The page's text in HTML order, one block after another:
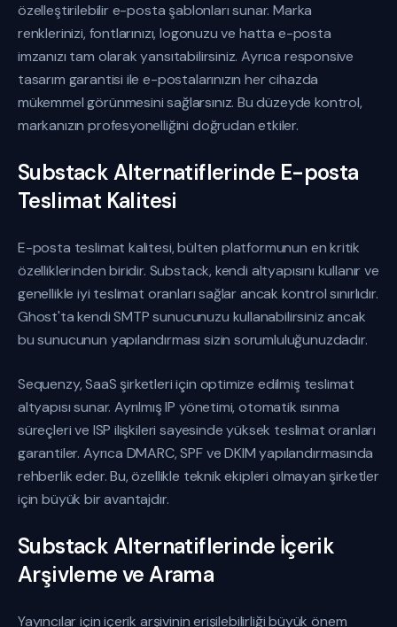
özelleştirilebilir e-posta şablonları sunar. Marka
renklerinizi, fontlarınızı, logonuzu ve hatta e-posta
imzanızı tam olarak yansıtabilirsiniz. Ayrıca responsive
tasarım garantisi ile e-postalarınızın her cihazda
mükemmel görünmesini sağlarsınız. Bu düzeyde kontrol,
markanızın profesyonelliğini doğrudan etkiler.
Substack Alternatiflerinde E-posta
Teslimat Kalitesi
E-posta teslimat kalitesi, bülten platformunun en kritik
özelliklerinden biridir. Substack, kendi altyapısını kullanır ve
genellikle iyi teslimat oranları sağlar ancak kontrol sınırlıdır.
Ghost'ta kendi SMTP sunucunuzu kullanabilirsiniz ancak
bu sunucunun yapılandırması sizin sorumluluğunuzdadır.
Sequenzy, SaaS şirketleri için optimize edilmiş teslimat
altyapısı sunar. Ayrılmış IP yönetimi, otomatik ısınma
süreçleri ve ISP ilişkileri sayesinde yüksek teslimat oranları
garantiler. Ayrıca DMARC, SPF ve DKIM yapılandırmasında
rehberlik eder. Bu, özellikle teknik ekipleri olmayan şirketler
için büyük bir avantajdır.
Substack Alternatiflerinde İçerik
Arşivleme ve Arama
Yayıncılar için içerik arşivinin erişilebilirliği büyük önem